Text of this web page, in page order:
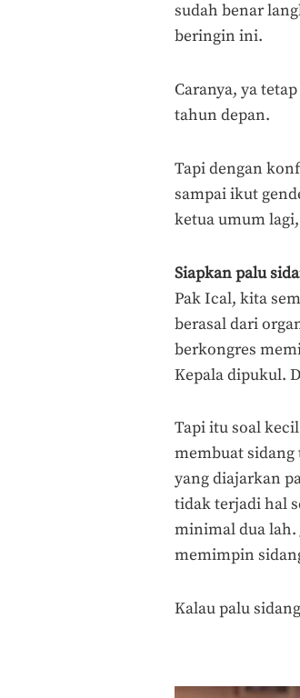
sudah benar
beringin ini.
Caranya, ya
tahun depan.
Tapi dengan
sampai ikut
ketua umum
Siapkan palu
Pak Ical, kita
berasal dari
berkongres
Kepala dipukul.
Tapi itu soal
membuat
yang diajarkan
tidak terjadi hal
minimal dua lah.
memimpin
Kalau palu